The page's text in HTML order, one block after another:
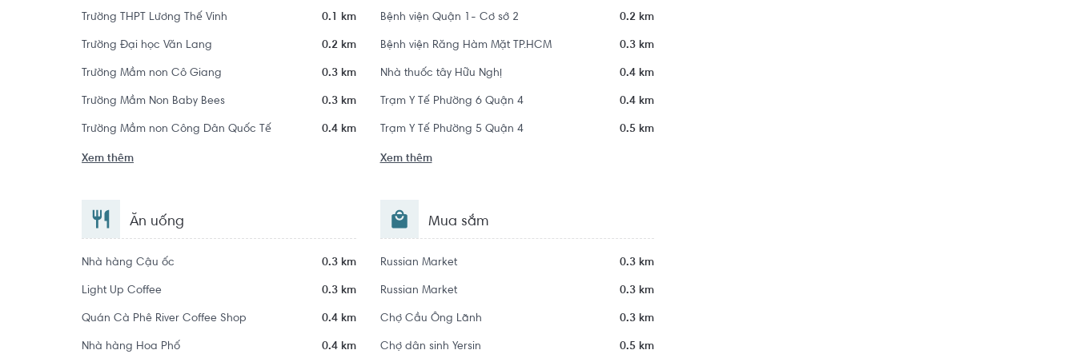
Trường THPT Lương Thế Vinh 0.1 km
Trường Đại học Văn Lang 0.2 km
Trường Mầm non Cô Giang 0.3 km
Trường Mầm Non Baby Bees 0.3 km
Trường Mầm non Công Dân Quốc Tế 0.4 km
Xem thêm
Bệnh viện Quận 1- Cơ sở 2 0.2 km
Bệnh viện Răng Hàm Mặt TP.HCM 0.3 km
Nhà thuốc tây Hữu Nghị 0.4 km
Trạm Y Tế Phường 6 Quận 4 0.4 km
Trạm Y Tế Phường 5 Quận 4 0.5 km
Xem thêm
Ăn uống
Nhà hàng Cậu ốc 0.3 km
Light Up Coffee 0.3 km
Quán Cà Phê River Coffee Shop 0.4 km
Nhà hàng Hoa Phố 0.4 km
Mua sắm
Russian Market 0.3 km
Russian Market 0.3 km
Chợ Cầu Ông Lãnh 0.3 km
Chợ dân sinh Yersin 0.5 km